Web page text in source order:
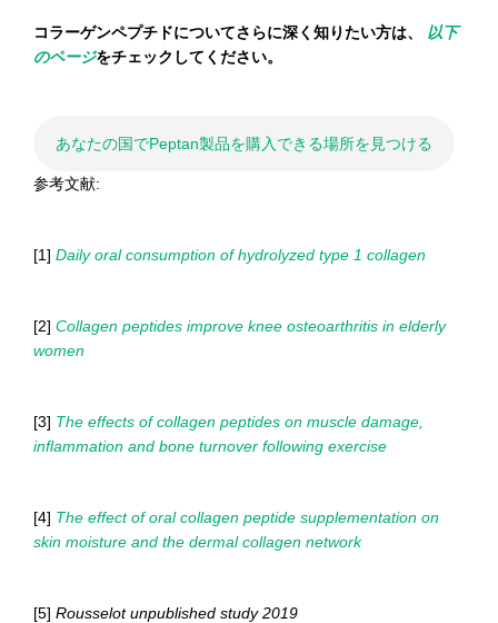
コラーゲンペプチドについてさらに深く知りたい方は、
以下
のページをチェックしてください。
あなたの国でPeptan製品を購入できる場所を見つける
参考文献:
[1] Daily oral consumption of hydrolyzed type 1 collagen
[2] Collagen peptides improve knee osteoarthritis in elderly
women
[3] The effects of collagen peptides on muscle damage,
inflammation and bone turnover following exercise
[4] The effect of oral collagen peptide supplementation on
skin moisture and the dermal collagen network
[5] Rousselot unpublished study 2019